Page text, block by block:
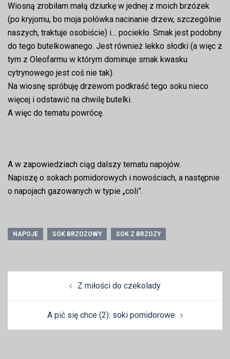
Wiosną zrobiłam małą dziurkę w jednej z moich brzózek
(po kryjomu, bo moja połówka nacinanie drzew, szczególnie
naszych, traktuje osobiście) i… pociekło. Smak jest podobny
do tego butelkowanego. Jest również lekko słodki (a więc z
tym z Oleofarmu w którym dominuje smak kwasku
cytrynowego jest coś nie tak).
Na wiosnę spróbuję drzewom podkraść tego soku nieco
więcej i odstawić na chwilę butelki.
A więc do tematu powrócę.
A w zapowiedziach ciąg dalszy tematu napojów.
Napiszę o sokach pomidorowych i nowościach, a następnie
o napojach gazowanych w typie „coli”.
NAPOJE SOK BRZOZOWY SOK Z BRZOZY
Z miłości do czekolady
A pić się chce (2): soki pomidorowe